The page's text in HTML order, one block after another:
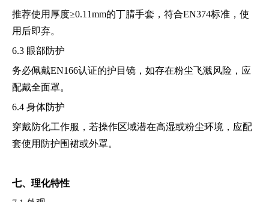
推荐使用厚度≥0.11mm的丁腈手套，符合EN374标准，使
用后即弃。
6.3 眼部防护
务必佩戴EN166认证的护目镜，如存在粉尘飞溅风险，应
配戴全面罩。
6.4 身体防护
穿戴防化工作服，若操作区域潜在高湿或粉尘环境，应配
套使用防护围裙或外罩。
七、理化特性